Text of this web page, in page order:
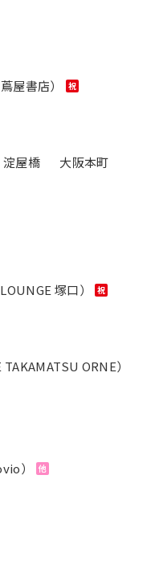
屋書店） 祝
淀屋橋
大阪本町
塚口）
祝
ORNE）
） 他